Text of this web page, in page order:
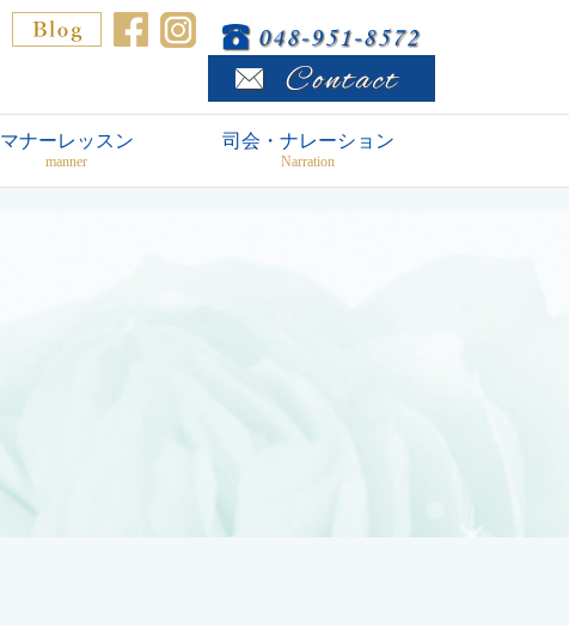
マナーレッスン
manner
司会・ナレーション
Narration